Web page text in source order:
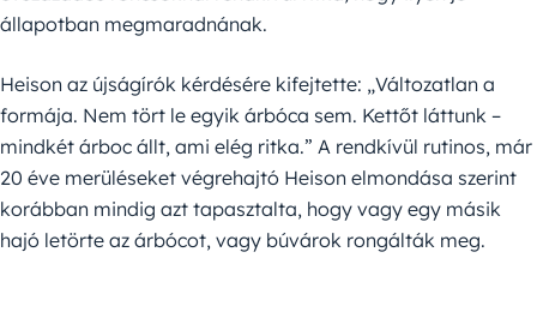
állapotban megmaradnának.
Heison az újságírók kérdésére kifejtette: „Változatlan a
formája. Nem tört le egyik árbóca sem. Kettőt láttunk –
mindkét árboc állt, ami elég ritka.” A rendkívül rutinos, már
20 éve merüléseket végrehajtó Heison elmondása szerint
korábban mindig azt tapasztalta, hogy vagy egy másik
hajó letörte az árbócot, vagy búvárok rongálták meg.